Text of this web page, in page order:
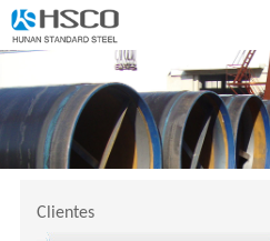
Clientes